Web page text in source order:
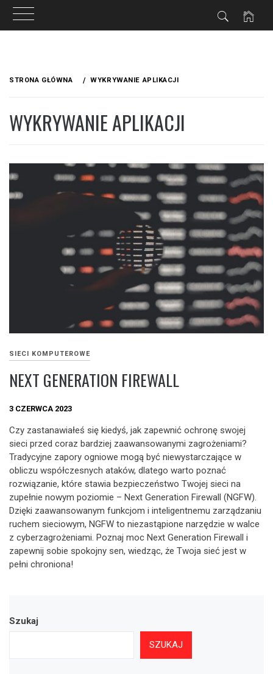
STRONA GŁÓWNA WYKRYWANIE APLIKACJI
WYKRYWANIE APLIKACJI
SIECI KOMPUTEROWE
NEXT GENERATION FIREWALL
3 CZERWCA 2023
Czy zastanawiałeś się kiedyś, jak zapewnić ochronę swojej
sieci przed coraz bardziej zaawansowanymi zagrożeniami?
Tradycyjne zapory ogniowe mogą być niewystarczające w
obliczu współczesnych ataków, dlatego warto poznać
rozwiązanie, które stawia bezpieczeństwo Twojej sieci na
zupełnie nowym poziomie – Next Generation Firewall (NGFW).
Dzięki zaawansowanym funkcjom i inteligentnemu zarządzaniu
ruchem sieciowym, NGFW to niezastąpione narzędzie w walce
z cyberzagrożeniami. Poznaj moc Next Generation Firewall i
zapewnij sobie spokojny sen, wiedząc, że Twoja sieć jest w
pełni chroniona!
Szukaj
SZUKAJ